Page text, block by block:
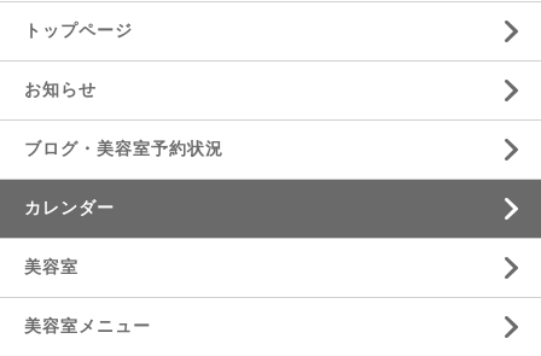
トップページ
お知らせ
ブログ・美容室予約状況
カレンダー
美容室
美容室メニュー